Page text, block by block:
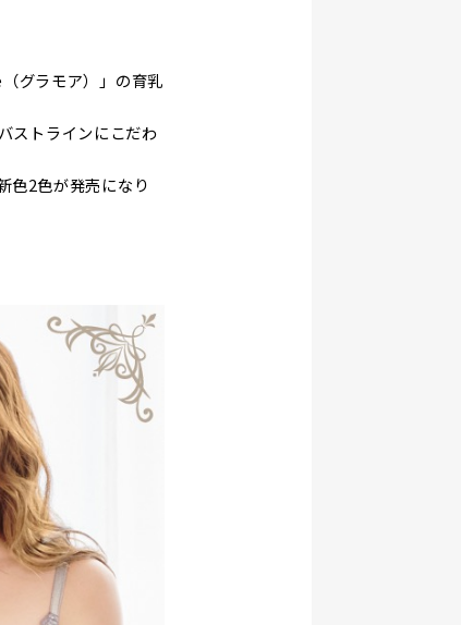
グラモア）」の育乳
ストラインにこだわ
色2色が発売になり